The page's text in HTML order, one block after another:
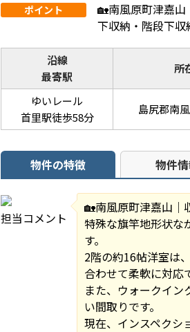
ポイント
🏡南風原町津嘉
下収納・階段下収
沿線
最寄駅
所
ゆいレール
首里駅徒歩58分
島尻郡南
物件の特徴 物件
担当コメント
🏡南風原町津嘉山｜
特殊な旗竿地形状な
す。
2階の約16帖洋室は
合わせて柔軟に対応
また、ウォークイ
い間取りです。
現在、インスペクシ